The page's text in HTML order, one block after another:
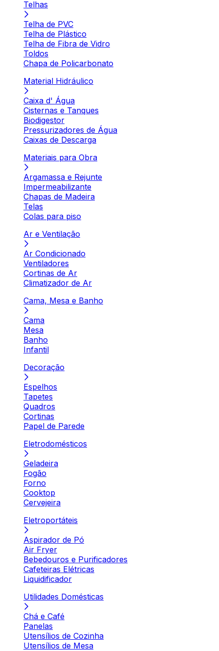
Telhas
Telha de PVC
Telha de Plástico
Telha de Fibra de Vidro
Toldos
Chapa de Policarbonato
Material Hidráulico
Caixa d' Água
Cisternas e Tanques
Biodigestor
Pressurizadores de Água
Caixas de Descarga
Materiais para Obra
Argamassa e Rejunte
Impermeabilizante
Chapas de Madeira
Telas
Colas para piso
Ar e Ventilação
Ar Condicionado
Ventiladores
Cortinas de Ar
Climatizador de Ar
Cama, Mesa e Banho
Cama
Mesa
Banho
Infantil
Decoração
Espelhos
Tapetes
Quadros
Cortinas
Papel de Parede
Eletrodomésticos
Geladeira
Fogão
Forno
Cooktop
Cervejeira
Eletroportáteis
Aspirador de Pó
Air Fryer
Bebedouros e Purificadores
Cafeteiras Elétricas
Liquidificador
Utilidades Domésticas
Chá e Café
Panelas
Utensílios de Cozinha
Utensílios de Mesa